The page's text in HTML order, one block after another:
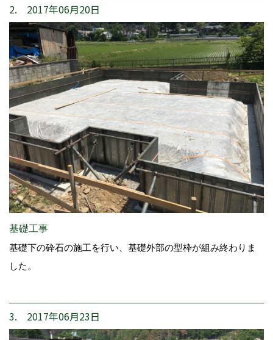
2. 2017年06月20日
基礎工事
基礎下の砕石の施工を行い、基礎外部の型枠が組み終わりま
した。
3. 2017年06月23日